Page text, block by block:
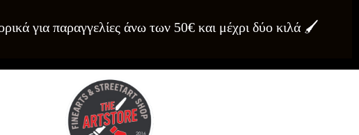
για παραγγελίες άνω των 50€ και μέχρι δύο κιλά 🖌️